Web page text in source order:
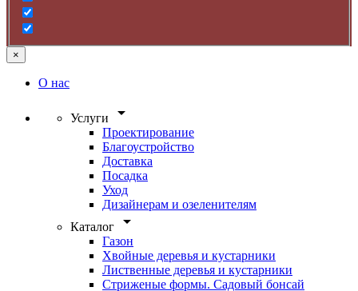
×
О нас
Услуги arrow_drop_down
Проектирование
Благоустройство
Доставка
Посадка
Уход
Дизайнерам и озеленителям
Каталог
arrow_drop_down
Газон
Хвойные деревья и кустарники
Лиственные деревья и кустарники
Стриженые формы. Садовый бонсай